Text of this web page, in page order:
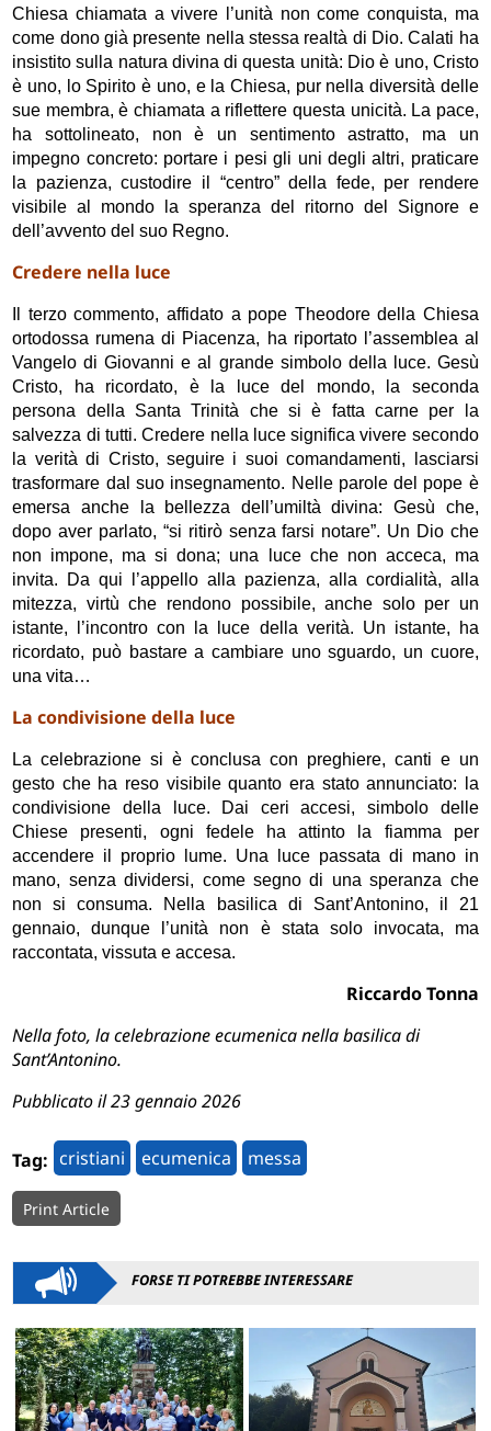
Chiesa chiamata a vivere l’unità non come conquista, ma
come dono già presente nella stessa realtà di Dio. Calati ha
insistito sulla natura divina di questa unità: Dio è uno, Cristo
è uno, lo Spirito è uno, e la Chiesa, pur nella diversità delle
sue membra, è chiamata a riflettere questa unicità. La pace,
ha sottolineato, non è un sentimento astratto, ma un
impegno concreto: portare i pesi gli uni degli altri, praticare
la pazienza, custodire il “centro” della fede, per rendere
visibile al mondo la speranza del ritorno del Signore e
dell’avvento del suo Regno.
Credere nella luce
Il terzo commento, affidato a pope Theodore della Chiesa
ortodossa rumena di Piacenza, ha riportato l’assemblea al
Vangelo di Giovanni e al grande simbolo della luce. Gesù
Cristo, ha ricordato, è la luce del mondo, la seconda
persona della Santa Trinità che si è fatta carne per la
salvezza di tutti. Credere nella luce significa vivere secondo
la verità di Cristo, seguire i suoi comandamenti, lasciarsi
trasformare dal suo insegnamento. Nelle parole del pope è
emersa anche la bellezza dell’umiltà divina: Gesù che,
dopo aver parlato, “si ritirò senza farsi notare”. Un Dio che
non impone, ma si dona; una luce che non acceca, ma
invita. Da qui l’appello alla pazienza, alla cordialità, alla
mitezza, virtù che rendono possibile, anche solo per un
istante, l’incontro con la luce della verità. Un istante, ha
ricordato, può bastare a cambiare uno sguardo, un cuore,
una vita…
La condivisione della luce
La celebrazione si è conclusa con preghiere, canti e un
gesto che ha reso visibile quanto era stato annunciato: la
condivisione della luce. Dai ceri accesi, simbolo delle
Chiese presenti, ogni fedele ha attinto la fiamma per
accendere il proprio lume. Una luce passata di mano in
mano, senza dividersi, come segno di una speranza che
non si consuma. Nella basilica di Sant’Antonino, il 21
gennaio, dunque l’unità non è stata solo invocata, ma
raccontata, vissuta e accesa.
Riccardo Tonna
Nella foto, la celebrazione ecumenica nella basilica di
Sant’Antonino.
Pubblicato il 23 gennaio 2026
Tag: cristiani ecumenica messa
Print Article
FORSE TI POTREBBE INTERESSARE